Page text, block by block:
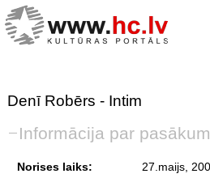
Denī Robērs - Intim
Informācija par
Norises laiks: 27.maijs,